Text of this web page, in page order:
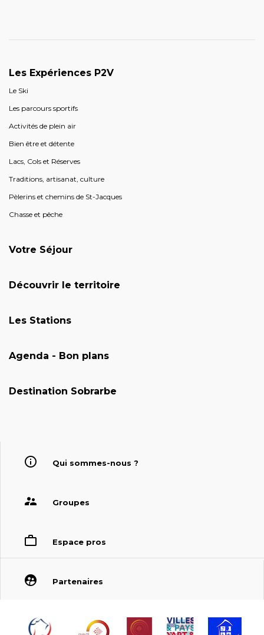
Les Expériences P2V
Le Ski
Les parcours sportifs
Activités de plein air
Bien être et détente
Lacs, Cols et Réserves
Traditions, artisanat, culture
Pèlerins et chemins de St-Jacques
Chasse et pêche
Votre Séjour
Découvrir le territoire
Les Stations
Agenda - Bon plans
Destination Sobrarbe
Qui sommes-nous ?
Groupes
Espace pros
Partenaires